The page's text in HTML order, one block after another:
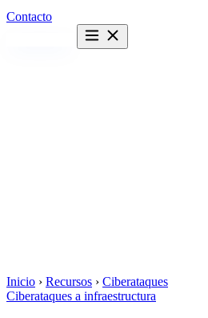
Contacto
Inicio › Recursos › Ciberataques
Ciberataques a infraestructura